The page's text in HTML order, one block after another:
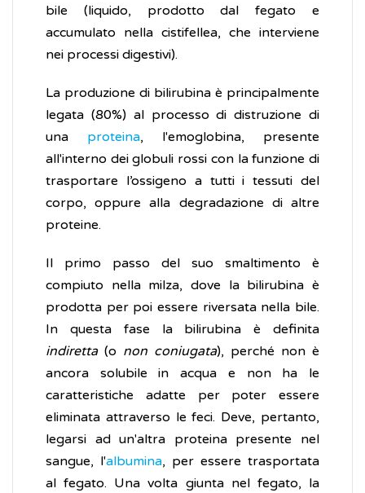
bile (liquido, prodotto dal fegato e
accumulato nella cistifellea, che interviene
nei processi digestivi).
La produzione di bilirubina è principalmente
legata (80%) al processo di distruzione di
una proteina, l'emoglobina, presente
all'interno dei globuli rossi con la funzione di
trasportare l’ossigeno a tutti i tessuti del
corpo, oppure alla degradazione di altre
proteine.
Il primo passo del suo smaltimento è
compiuto nella milza, dove la bilirubina è
prodotta per poi essere riversata nella bile.
In questa fase la bilirubina è definita
indiretta(o non coniugata), perché non è
ancora solubile in acqua e non ha le
caratteristiche adatte per poter essere
eliminata attraverso le feci. Deve, pertanto,
legarsi ad un'altra proteina presente nel
sangue, l'albumina, per essere trasportata
al fegato. Una volta giunta nel fegato, la